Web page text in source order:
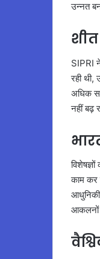
उन्नत
SIPRI ने
रही थी,
अधिक
नहीं बढ़
काम कर
आकलनों